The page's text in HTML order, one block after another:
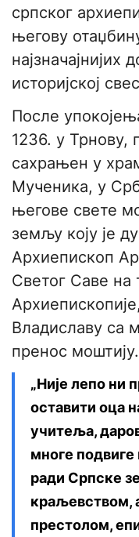
српског
његову
најзначајнијих
историјској
После
1236. у Трнову,
сахрањен у
Мученика, у
његове свете
земљу коју је
Архиепископ
Светог Саве на
Владиславу са
пренос моштију.
„Није лепо ни
оставити оца
учитеља,
многе подвиге
ради Српске
краљевством,
престолом,